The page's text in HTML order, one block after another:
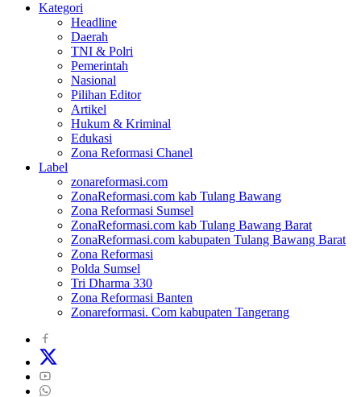
Kategori
Headline
Daerah
TNI & Polri
Pemerintah
Nasional
Pilihan Editor
Artikel
Hukum & Kriminal
Edukasi
Zona Reformasi Chanel
Label
zonareformasi.com
ZonaReformasi.com kab Tulang Bawang
Zona Reformasi Sumsel
ZonaReformasi.com kab Tulang Bawang Barat
ZonaReformasi.com kabupaten Tulang Bawang Barat
Zona Reformasi
Polda Sumsel
Tri Dharma 330
Zona Reformasi Banten
Zonareformasi. Com kabupaten Tangerang